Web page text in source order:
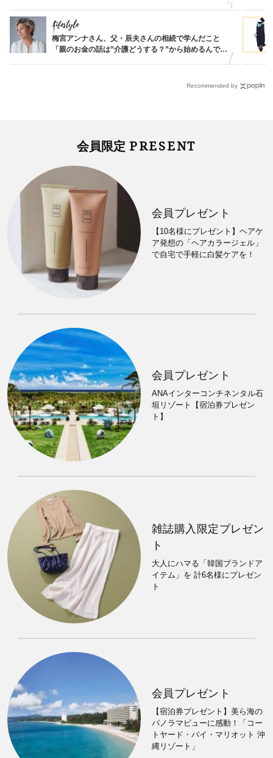
Lifestyle
梅宮アンナさん、父・辰夫さんの相続で学んだこと
「親のお金の話は”介護どうする？”から始めるんで
Recommended by
会員限定 PRESENT
会員プレゼント
【10名様にプレゼント】ヘアケ
ア発想の「ヘアカラージェル」
で自宅で手軽に白髪ケアを！
会員プレゼント
ANAインターコンチネンタル石
垣リゾート【宿泊券プレゼン
ト】
雑誌購入限定プレゼン
ト
大人にハマる「韓国ブランドア
イテム」を 計6名様にプレゼン
ト
会員プレゼント
【宿泊券プレゼント】美ら海の
パノラマビューに感動！「コー
トヤード・バイ・マリオット 沖
縄リゾート」